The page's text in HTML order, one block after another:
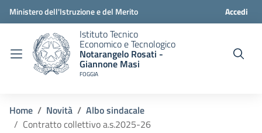
Ministero dell'Istruzione e del Merito Accedi
Istituto Tecnico
Economico e Tecnologico
Notarangelo Rosati -
Giannone Masi
FOGGIA
Home Novità
Albo sindacale
Contratto collettivo a.s.2025-26